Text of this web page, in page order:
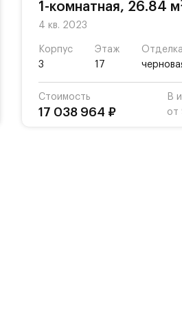
1-комнатная, 26.84 м
4 кв. 2023
Корпус
3
Этаж
17
Отделка
Стоимость
17 038 964 ₽
В
от